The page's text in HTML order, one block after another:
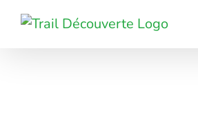
Passer